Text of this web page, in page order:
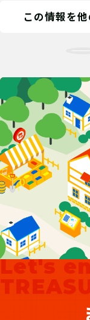
この情報を
Let's